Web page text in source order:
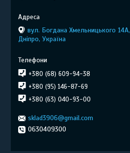
вул. Богдана Хмельницького 14А,
Дніпро, Україна
+380 (68) 609-94-38
+380 (95) 146-87-69
+380 (63) 040-93-00
sklad3906@gmail.com
0630409300